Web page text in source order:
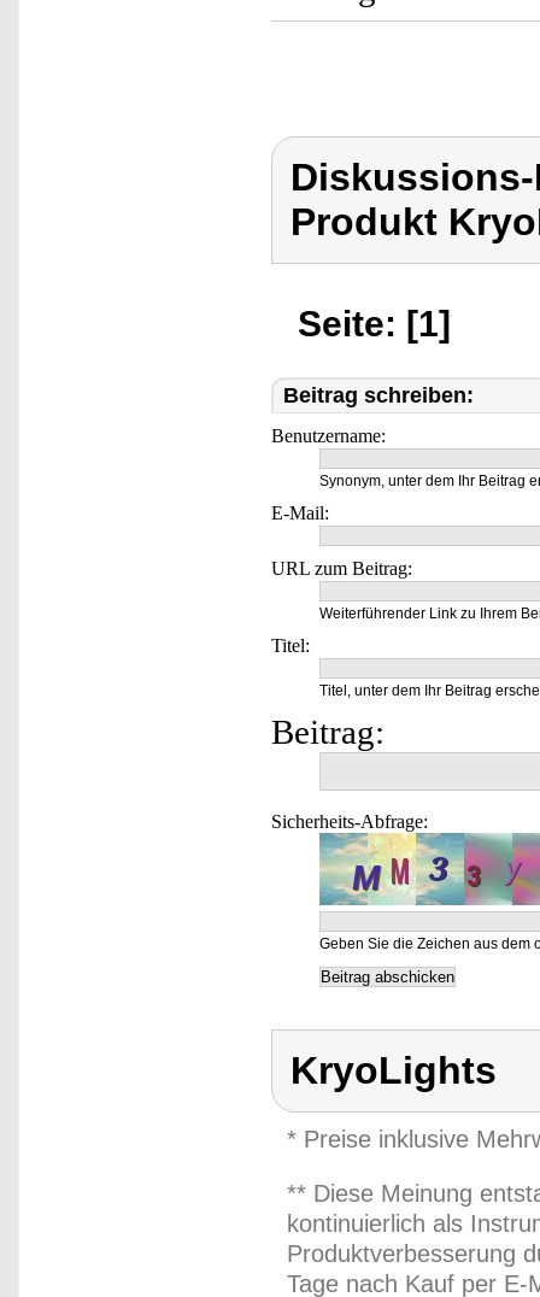
Produkt
Seite: [1]
Beitrag schreiben:
Benutzername:
Synonym, unter dem Ihr Beitrag
E-Mail:
URL zum Beitrag:
Weiterführender Link zu Ihrem
Titel:
Titel, unter dem Ihr Beitrag
Beitrag:
Sicherheits-Abfrage:
Geben Sie die Zeichen aus dem
KryoLights
* Preise inklusive
** Diese Meinung
kontinuierlich als
Produktverbesserung
Tage nach Kauf per E-